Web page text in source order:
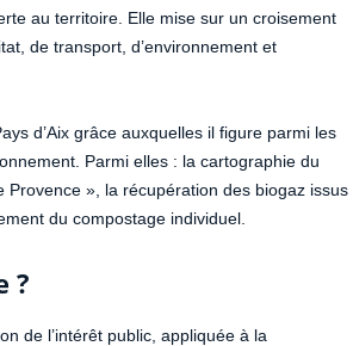
au territoire. Elle mise sur un croisement
de transport, d’environnement et
d’Aix grâce auxquelles il figure parmi les
Parmi elles : la cartographie du
», la récupération des biogaz issus
du compostage individuel.
?
de l’intérêt public, appliquée à la